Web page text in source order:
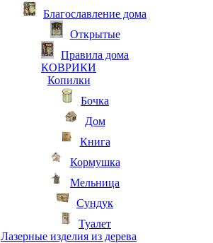
Благославление дома
Открытые
Правила дома
КОВРИКИ
Копилки
Бочка
Дом
Книга
Кормушка
Мельница
Сундук
Туалет
Лазерные изделия из дерева